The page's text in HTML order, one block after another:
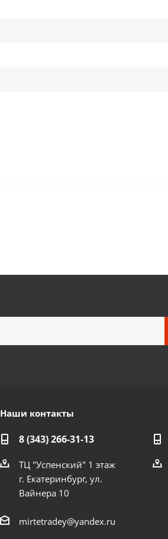
Наши контакты
8 (343) 266-31-13
ТЦ "Успенский" 1 этаж
г. Екатеринбург, ул.
Вайнера 10
mirtetradey@yandex.ru